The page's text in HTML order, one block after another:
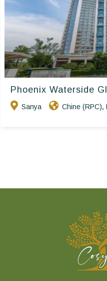
Phoenix Waterside
Sanya Chine (RPC),